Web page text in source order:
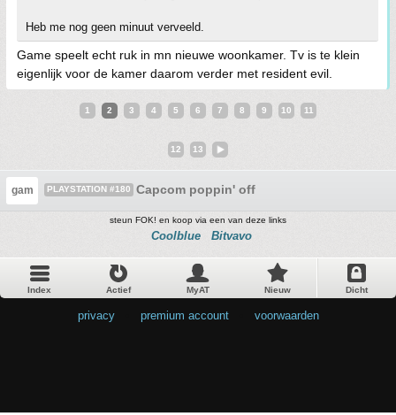
Heb me nog geen minuut verveeld.
Game speelt echt ruk in mn nieuwe woonkamer. Tv is te klein
eigenlijk voor de kamer daarom verder met resident evil.
1 2 3 4 5 6 7 8 9 10 11
12 13
gam PLAYSTATION #180 Capcom poppin' off
steun FOK! en koop via een van deze links
Coolblue Bitvavo
Index Actief MyAT Nieuw Dicht
privacy premium account voorwaarden